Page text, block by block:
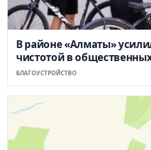
В районе «Алматы»
чистотой в
БЛАГОУСТРОЙСТВО